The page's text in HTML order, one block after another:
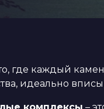
где каждый
идеально